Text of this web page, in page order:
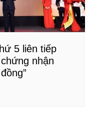
5 liên tiếp
nhận